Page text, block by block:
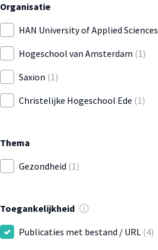
Organisatie
HAN University of Applied Sciences
Hogeschool van Amsterdam (1)
Saxion (1)
Christelijke Hogeschool Ede (1)
Thema
Gezondheid (1)
Toegankelijkheid
Publicaties met bestand / URL (4)